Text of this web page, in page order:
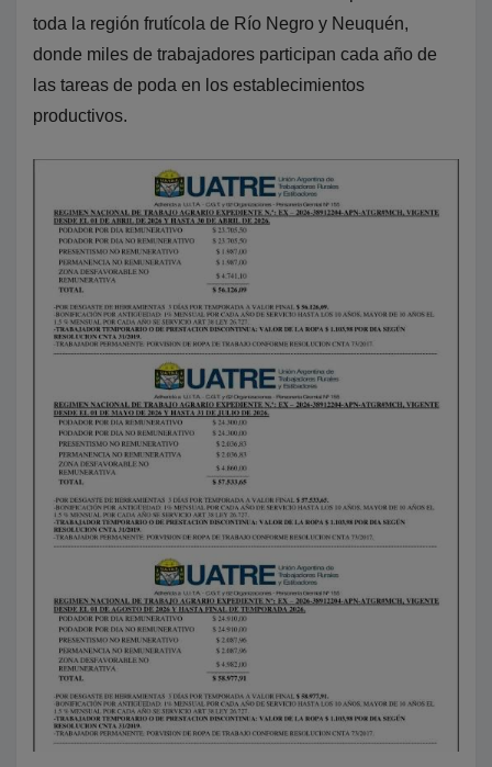
toda la región frutícola de Río Negro y Neuquén,
donde miles de trabajadores participan cada año de
las tareas de poda en los establecimientos
productivos.